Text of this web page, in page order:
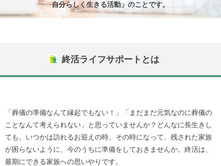
自分らしく生きる活動」のことです。
終活ライフサポートとは
「葬儀の準備なんて縁起でもない！」「まだまだ元気なのに葬儀の
ことなんて考えられない」と思っていませんか？どんなに長生きし
ても、いつかは訪れるお迎えの時。その時になって、残された家族
が困らないように、今のうちに準備をしておきませんか。終活は、
最期にできる家族への思いやりです。